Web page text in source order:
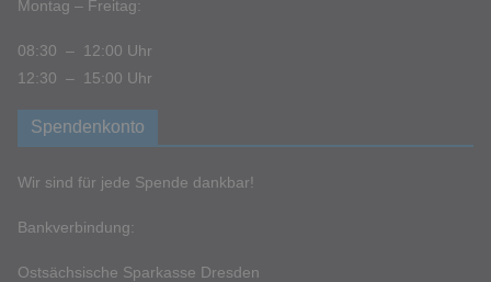
Montag – Freitag:
08:30 – 12:00 Uhr
12:30 – 15:00 Uhr
Spendenkonto
Wir sind für jede Spende dankbar!
Bankverbindung:
Ostsächsische Sparkasse Dresden